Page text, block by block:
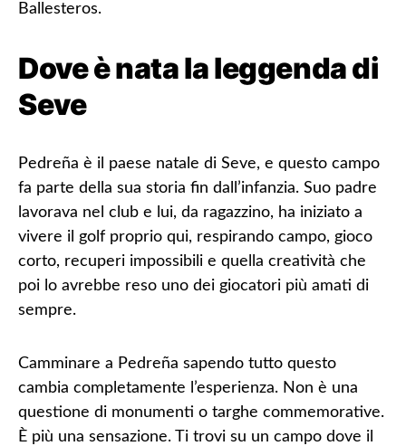
Ballesteros.
Dove è nata la leggenda di
Seve
Pedreña è il paese natale di Seve, e questo campo
fa parte della sua storia fin dall’infanzia. Suo padre
lavorava nel club e lui, da ragazzino, ha iniziato a
vivere il golf proprio qui, respirando campo, gioco
corto, recuperi impossibili e quella creatività che
poi lo avrebbe reso uno dei giocatori più amati di
sempre.
Camminare a Pedreña sapendo tutto questo
cambia completamente l’esperienza. Non è una
questione di monumenti o targhe commemorative.
È più una sensazione. Ti trovi su un campo dove il